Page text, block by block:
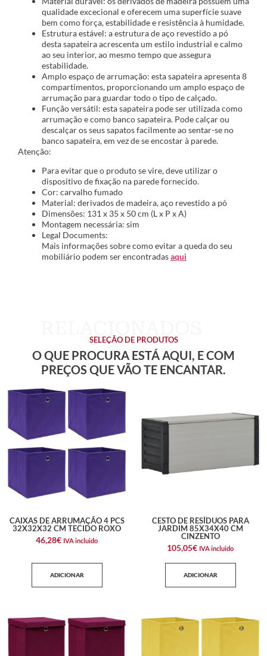
qualidade excecional e oferecem uma superfície suave
bem como força, estabilidade e resistência à humidade.
Estrutura estável: a estrutura de aço revestido a pó
desta sapateira acrescenta um estilo industrial e calmo
ao seu interior, ao mesmo tempo que assegura
estabilidade.
Amplo espaço de arrumação: esta sapateira apresenta 8
compartimentos, proporcionando um amplo espaço de
arrumação para guardar todo o tipo de calçado.
Função versátil: esta sapateira pode ser utilizada como
arrumação e como banco sapateira. Pode calçar ou
descalçar os seus sapatos facilmente ao sentar-se no
banco sapateira, em vez de se encostar à parede.
Atenção:
Para evitar que o produto se vire, deve utilizar o
dispositivo de fixação na parede fornecido.
Cor: carvalho fumado
Material: derivados de madeira, aço revestido a pó
Dimensões: 131 x 35 x 50 cm (L x P x A)
Montagem necessária: sim
Legal Documents:
Mais informações sobre como evitar a queda do seu
mobiliário podem ser encontradasaqui
SELEÇÃO DE PRODUTOS
O QUE PROCURA ESTÁ AQUI, E COM
PREÇOS QUE VÃO TE ENCANTAR.
CAIXAS DE ARRUMAÇÃO 4 PCS
32X32X32 CM TECIDO ROXO
46,28€ IVA incluido
ADICIONAR
CESTO DE RESÍDUOS PARA
JARDIM 85X34X40 CM
CINZENTO
105,05€ IVA incluido
ADICIONAR